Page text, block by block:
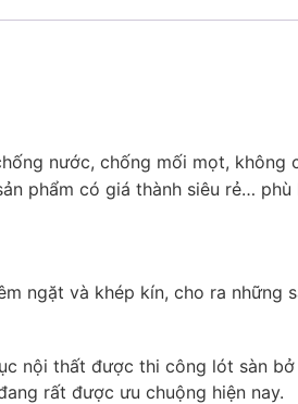
nước, chống mối mọt, không
phẩm có giá thành siêu rẻ… phù
ngặt và khép kín, cho ra những
nội thất được thi công lót sàn bở
rất được ưu chuộng hiện nay.